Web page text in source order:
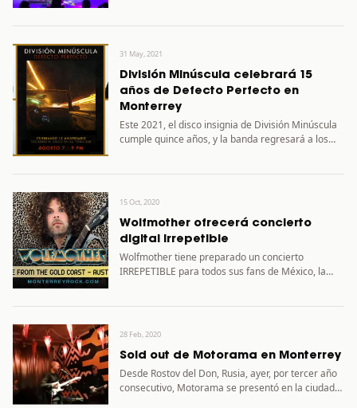
31 May, 2021
División Minúscula celebrará 15
años de Defecto Perfecto en
Monterrey
Este 2021, el disco insignia de División Minúscula
cumple quince años, y la banda regresará a los
15 Oct, 2020
Wolfmother ofrecerá concierto
digital Irrepetible
Wolfmother tiene preparado un concierto
IRREPETIBLE para todos sus fans de México, la
28 Feb, 2020
Sold out de Motorama en Monterrey
Desde Rostov del Don, Rusia, ayer, por tercer año
consecutivo, Motorama se presentó en la ciudad